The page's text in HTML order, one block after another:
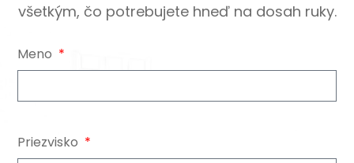
všetkým, čo potrebujete hneď na dosah ruky.
Meno
Priezvisko